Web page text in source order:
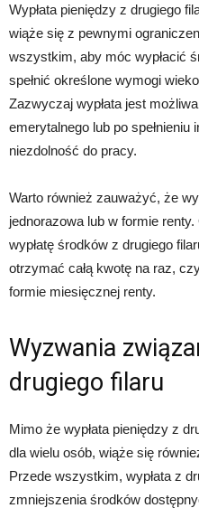
Wypłata pieniędzy z drugiego
wiąże się z pewnymi
wszystkim, aby móc wypłacić
spełnić określone wymogi
Zazwyczaj wypłata jest
emerytalnego lub po
niezdolność do pracy.
Warto również zauważyć, że
jednorazowa lub w formie
wypłatę środków z drugiego
otrzymać całą kwotę na raz,
formie miesięcznej renty.
Wyzwania
drugiego filaru
Mimo że wypłata pieniędzy z
dla wielu osób, wiąże się
Przede wszystkim, wypłata z
zmniejszenia środków